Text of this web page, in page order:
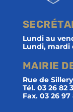
Lundi au
Lundi, mardi
MAIRIE
Rue de Sillery
Tél. 03 26 82
Fax. 03 26 97